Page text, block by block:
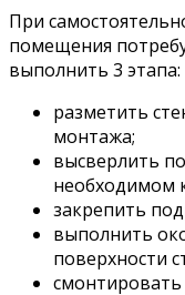
При
помещения
выполнить 3 этапа:
разметить
монтажа;
высверлить
необходимом
закрепить
выполнить
поверхности